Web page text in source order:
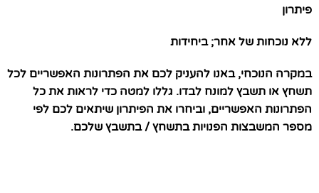
פיתרון
ללא נוכחות של אחר; ביחידות
במקרה הנוכחי, באנו להעניק לכם את הפתרונות האפשריים לכל
תשחץ או תשבץ למונח לבדו. גללו למטה כדי לראות את כל
הפתרונות האפשריים, וביחרו את הפיתרון שיתאים לכם לפי
מספר המשבצות הפנויות בתשחץ / בתשבץ שלכם.